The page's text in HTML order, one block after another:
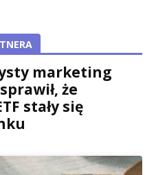
marketing
że
stały się